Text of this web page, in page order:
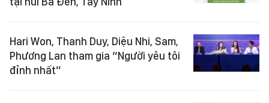
Hari Won, Thanh Duy, Diệu Nhi, Sam,
Phương Lan tham gia “Người yêu tôi
đỉnh nhất”